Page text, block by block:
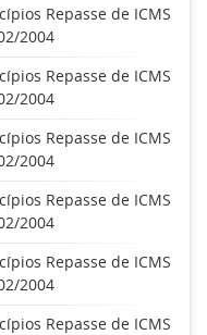
Repasse de ICMS
2004
Repasse de ICMS
2004
Repasse de ICMS
2004
Repasse de ICMS
2004
Repasse de ICMS
2004
Repasse de ICMS